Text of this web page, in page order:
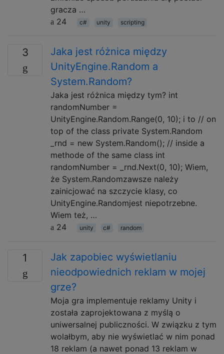
gracza …
24
c# unity scripting
3
Jaka jest różnica między
UnityEngine.Random a
System.Random?
Jaka jest różnica między tym? int
randomNumber =
UnityEngine.Random.Range(0, 10); i to // on
top of the class private System.Random
_rnd = new System.Random(); // inside a
methode of the same class int
randomNumber = _rnd.Next(0, 10); Wiem,
że System.Randomzawsze należy
zainicjować na szczycie klasy, co
UnityEngine.Randomjest niepotrzebne.
Wiem też, …
24
unity c# random
1
Jak zapobiec wyświetlaniu
nieodpowiednich reklam w mojej
grze?
Moja gra implementuje reklamy Unity i
została zaprojektowana z myślą o
uniwersalnej publiczności. W związku z tym
wolałbym, aby nie wyświetlać w nim ponad
18 reklam (a nawet ponad 13 reklam w